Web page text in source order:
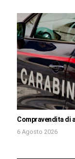
Compravendita di
6 Agosto 2026